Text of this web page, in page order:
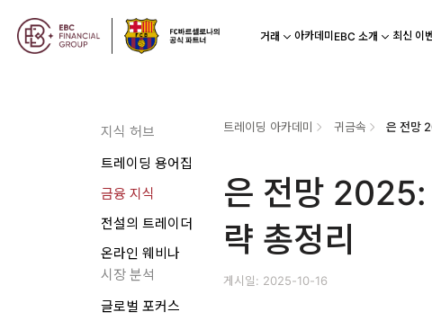
거래 아카데미 EBC 소개 최신 이
지식 허브
트레이딩 용어집
금융 지식
전설의 트레이더
온라인 웨비나
시장 분석
글로벌 포커스
트레이딩 아카데미 귀금속 은 전망
은 전망 2025:
략 총정리
게시일: 2025-10-16